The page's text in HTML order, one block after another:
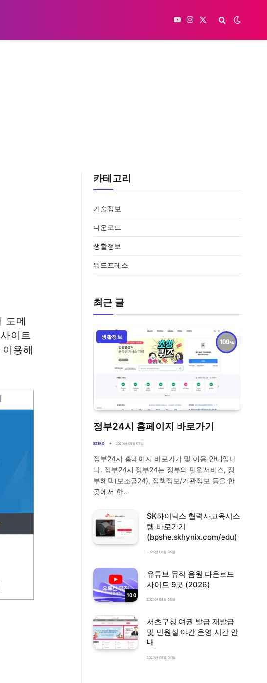
YouTubeInstagram
X
도메
이트
용해
카테고리
기술정보
다운로드
생활정보
워드프레스
최근 글
100
생활정보
정부24시 홈페이지 바로가기
EZIRO 2026년 08월 07일
정부24시 홈페이지 바로가기 및 이용 안내입니
다. 정부24시 정부24는 정부의 민원서비스, 정
부혜택(보조금24), 정책정보/기관정보 등을 한
곳에서 한…
SK하이닉스 협력사교육시스
템 바로가기
(bpshe.skhynix.com/edu)
2026년 08월 06일
10.0
유튜브 뮤직 음원 다운로드
사이트 9곳 (2026)
2026년 08월 05일
서초구청 여권 발급 재발급
및 민원실 야간 운영 시간 안
내
2026년 08월 04일